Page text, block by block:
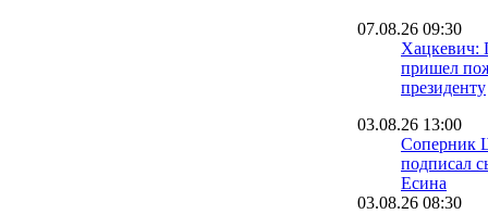
07.08.26 09:30
Хацкевич:
пришел
президенту
03.08.26 13:00
Соперник
подписал
Есина
03.08.26 08:30